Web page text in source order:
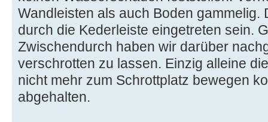
Wandleisten als auch Boden gammelig.
durch die Kederleiste eingetreten sein.
Zwischendurch haben wir darüber
verschrotten zu lassen. Einzig alleine
nicht mehr zum Schrottplatz bewegen
abgehalten.